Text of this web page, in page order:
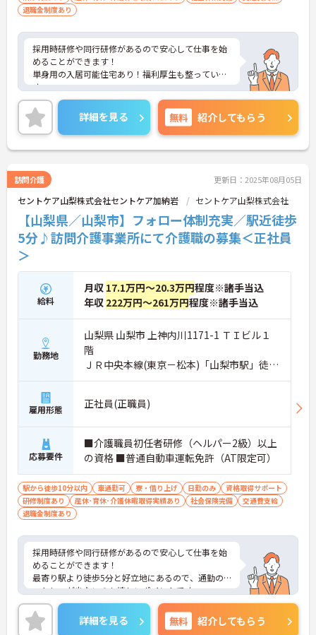
退職金制度あり
採用時研修や同行研修があるので安心して仕事を始
めることができます！
単身用の入居可能住宅あり！福利厚生も整っていま
す。
ご興味がある方には、面接対策ポイントなど、さら
に詳細をお話しいたしますのでお気軽にご相談くだ
さい。
詳細を見る 無料 紹介してもらう
訪問介護 更新日：2025年08月05日
セントケア山梨株式会社セントケア加納岩 セントケア山梨株式会社
【山梨県／山梨市】フォロー体制充実／駅近徒歩
5分♪訪問介護事業所にて介護職の募集＜正社員
＞
給料
月収 17.1万円～20.3万円程度※諸手当込
年収 222万円～261万円程度※諸手当込
勤務地
山梨県 山梨市 上神内川1171-1 ＴＩビル１
階
ＪＲ中央本線(東京－松本)「山梨市駅」徒歩
5分
雇用形態 正社員(正職員)
応募要件
■介護職員初任者研修（ヘルパー2級）以上
の資格 ■普通自動車運転免許（AT限定可）
駅から徒歩10分以内 車通勤可 寮・借り上げ 日勤のみ
資格取得サポート
研修制度あり
産休･育休･介護休暇取得実績あり 社会保険完備
交通費支給
退職金制度あり
採用時研修や同行研修があるので安心して仕事を始
めることができます！
最寄り駅より徒歩5分と好立地にあるので、通勤の
ストレスが少ないのも嬉しいポイントです。
ご興味がある方には、面接対策ポイントなど、さら
に詳細をお話しいたしますのでお気軽にご相談くだ
さい。
詳細を見る 無料 紹介してもらう